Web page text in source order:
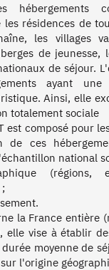
hébergements
les résidences de
les villages
de jeunesse,
de séjour.
ayant
Ainsi, elle
totalement sociale
est composé pour
de ces
national
(régions,
la France entière
elle vise à établir
moyenne de
l'origine